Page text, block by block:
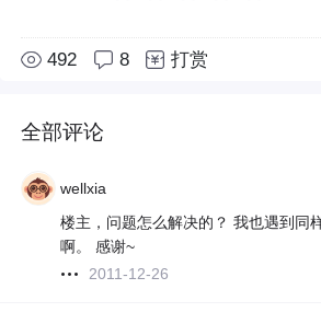
492 8 打赏
全部评论
wellxia
楼主，问题怎么解决的？ 我也遇到同
啊。 感谢~
2011-12-26